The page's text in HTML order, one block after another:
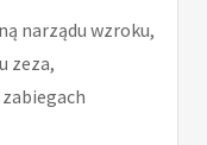
narządu wzroku,
zeza,